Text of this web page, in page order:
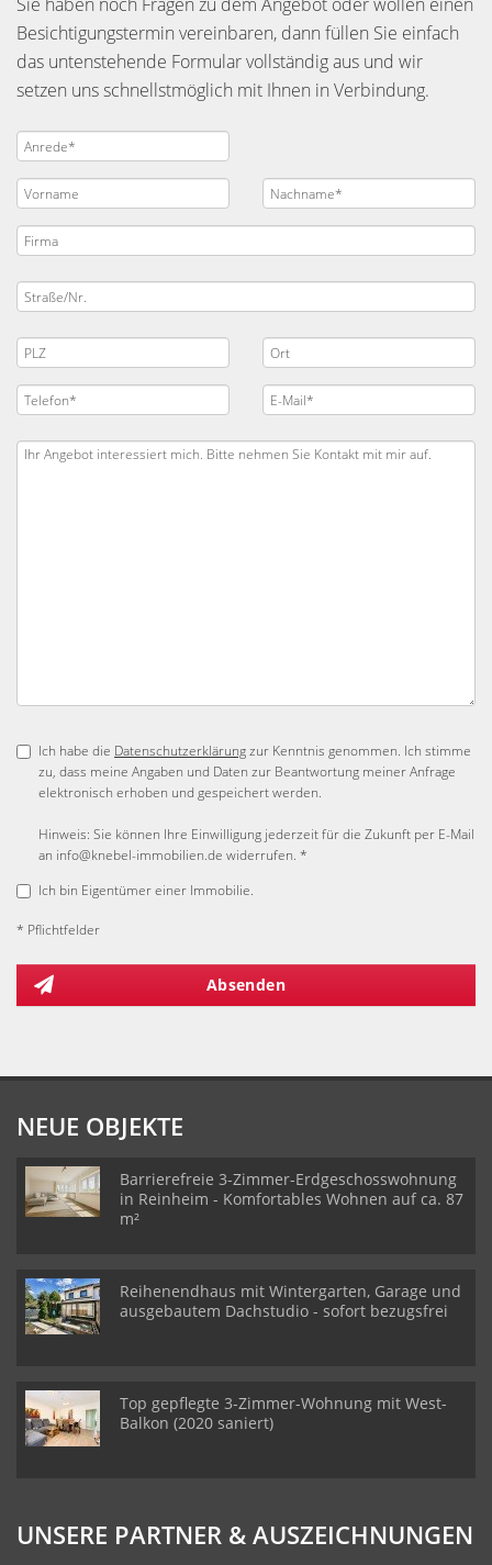
Besichtigungstermin vereinbaren, dann füllen Sie einfach
das untenstehende Formular vollständig aus und wir
setzen uns schnellstmöglich mit Ihnen in Verbindung.
Ich habe die Datenschutzerklärungzur Kenntnis genommen. Ich stimme
zu, dass meine Angaben und Daten zur Beantwortung meiner Anfrage
elektronisch erhoben und gespeichert werden.
Hinweis: Sie können Ihre Einwilligung jederzeit für die Zukunft per E-Mail
an info@knebel-immobilien.de widerrufen. *
Ich bin Eigentümer einer Immobilie.
* Pflichtfelder
Absenden
NEUE OBJEKTE
Barrierefreie 3-Zimmer-Erdgeschosswohnung
in Reinheim - Komfortables Wohnen auf ca. 87
m²
Reihenendhaus mit Wintergarten, Garage und
ausgebautem Dachstudio - sofort bezugsfrei
Top gepflegte 3-Zimmer-Wohnung mit West-
Balkon (2020 saniert)
UNSERE PARTNER & AUSZEICHNUNGEN